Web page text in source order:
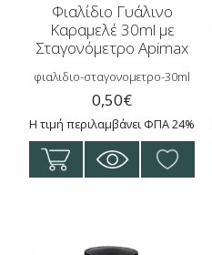
Φιαλίδιο Γυάλινο
Καραμελέ 30ml με
Σταγονόμετρο Apimax
φιαλιδιο-σταγονομετρο-30ml
0,50€
Η τιμή περιλαμβάνει ΦΠΑ 24%